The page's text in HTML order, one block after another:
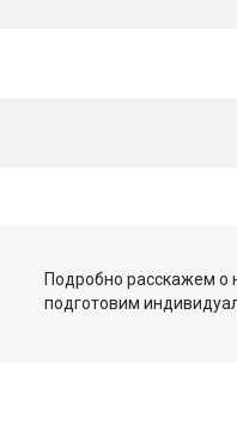
Подробно расскажем о
подготовим